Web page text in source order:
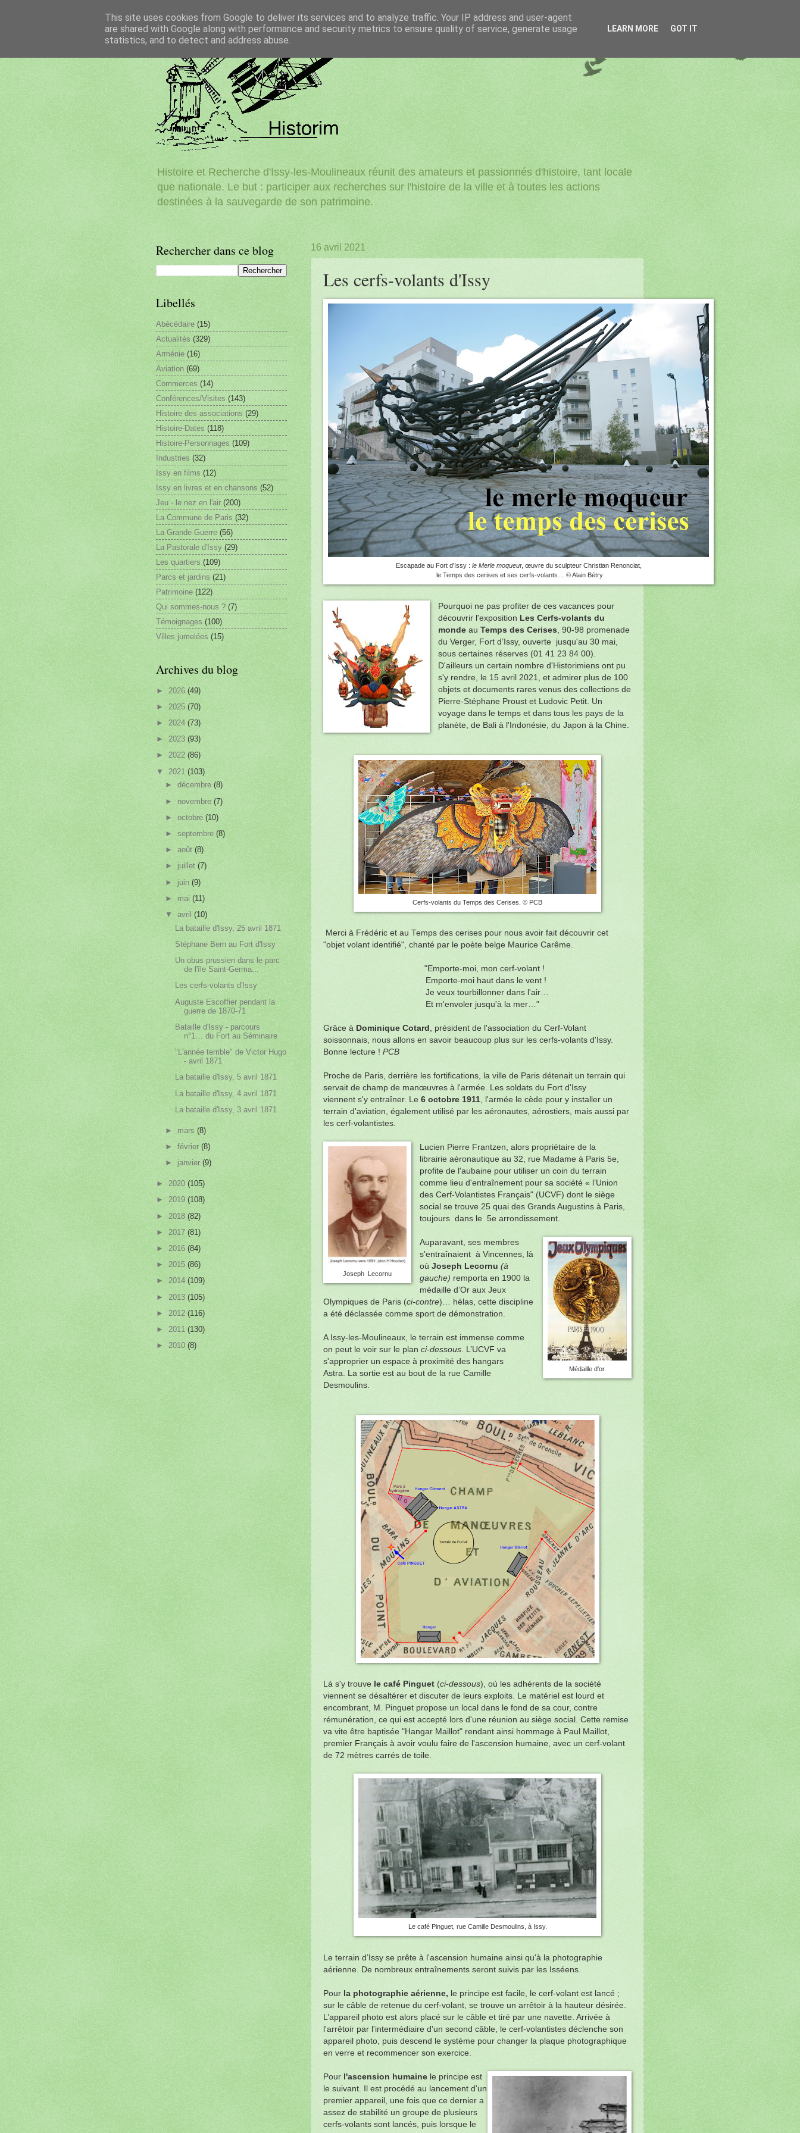
Histoire et Recherche d'Issy-les-Moulineaux réunit des amateurs et passionnés d'histoire, tant locale
que nationale. Le but : participer aux recherches sur l'histoire de la ville et à toutes les actions
destinées à la sauvegarde de son patrimoine.
16 avril 2021
Les cerfs-volants d'Issy
Escapade au Fort d'Issy : le Merle moqueur, œuvre du sculpteur Christian Renonciat,
le Temps des cerises et ses cerfs-volants… © Alain Bétry
Pourquoi ne pas profiter de ces vacances pour
découvrir l'exposition Les Cerfs-volants du
mondeau Temps des Cerises 90-98 promenade
du Verger, Fort d’Issy, ouverte jusqu'au 30 mai,
sous certaines réserves (01 41 23 84 00).
D'ailleurs un certain nombre d'Historimiens ont pu
s'y rendre, le 15 avril 2021, et admirer plus de 100
objets et documents rares venus des collections de
Pierre-Stéphane Proust et Ludovic Petit. Un
voyage dans le temps et dans tous les pays de la
planète, de Bali à l'Indonésie, du Japon à la Chine.
Cerfs-volants du Temps des Cerises. © PCB
Merci à Frédéric et au Temps des cerises pour nous avoir fait découvrir cet
"objet volant identifié", chanté par le poète belge Maurice Carême.
"Emporte-moi, mon cerf-volant !
Emporte-moi haut dans le vent !
Je veux tourbillonner dans l'air…
Et m'envoler jusqu'à la mer…"
Grâce à Dominique Cotard , président de l'association du Cerf-Volant
soissonnais, nous allons en savoir beaucoup plus sur les cerfs-volants d'Issy.
Bonne lecture ! PCB
Proche de Paris, derrière les fortifications, la ville de Paris détenait un terrain qui
servait de champ de manœuvres à l'armée. Les soldats du Fort d'Issy
viennent s'y entraîner. Le 6 octobre 1911, l'armée le cède pour y installer un
terrain d'aviation, également utilisé par les aéronautes, aérostiers, mais aussi par
les cerf-volantistes.
Joseph Lecornu
Lucien Pierre Frantzen, alors propriétaire de la
librairie aéronautique au 32, rue Madame à Paris 5e,
profite de l'aubaine pour utiliser un coin du terrain
comme lieu d'entraînement pour sa société « l’Union
des Cerf-Volantistes Français" (UCVF) dont le siège
social se trouve 25 quai des Grands Augustins à Paris,
toujours dans le 5e arrondissement.
Médaille d'or.
Auparavant, ses membres
s'entraînaient à Vincennes, là
où Joseph Lecornu (à
gauche) remporta en 1900 la
médaille d’Or aux Jeux
Olympiques de Paris (ci-contre)… hélas, cette discipline
a été déclassée comme sport de démonstration.
A Issy-les-Moulineaux, le terrain est immense comme
on peut le voir sur le plan ci-dessous. L’UCVF va
s'approprier un espace à proximité des hangars
Astra. La sortie est au bout de la rue Camille
Desmoulins.
Là s'y trouve le café Pinguet (ci-dessous), où les adhérents de la société
viennent se désaltérer et discuter de leurs exploits. Le matériel est lourd et
encombrant, M. Pinguet propose un local dans le fond de sa cour, contre
rémunération, ce qui est accepté lors d'une réunion au siège social. Cette remise
va vite être baptisée "Hangar Maillot" rendant ainsi hommage à Paul Maillot,
premier Français à avoir voulu faire de l'ascension humaine, avec un cerf-volant
de 72 mètres carrés de toile.
Le café Pinguet, rue Camille Desmoulins, à Issy.
Le terrain d’Issy se prête à l'ascension humaine ainsi qu'à la photographie
aérienne. De nombreux entraînements seront suivis par les Isséens.
Pour la photographie aérienne, le principe est facile, le cerf-volant est lancé ;
sur le câble de retenue du cerf-volant, se trouve un arrêtoir à la hauteur désirée.
L’appareil photo est alors placé sur le câble et tiré par une navette. Arrivée à
l'arrêtoir par l'intermédiaire d'un second câble, le cerf-volantistes déclenche son
appareil photo, puis descend le système pour changer la plaque photographique
en verre et recommencer son exercice.
Pour l'ascension humaine le principe est
le suivant.
Il est procédé au lancement d'un
premier appareil, une fois que ce dernier a
assez de stabilité un groupe de plusieurs
cerfs-volants sont lancés, puis lorsque le
Rechercher dans ce blog
Libellés
Abécédaire (15)
Actualités (329)
Arménie (16)
Aviation (69)
Commerces (14)
Conférences/Visites (143)
Histoire des associations (29)
Histoire-Dates (118)
Histoire-Personnages (109)
Industries (32)
Issy en films (12)
Issy en livres et en chansons (52)
Jeu - le nez en l'air (200)
La Commune de Paris (32)
La Grande Guerre (56)
La Pastorale d'Issy (29)
Les quartiers (109)
Parcs et jardins (21)
Patrimoine (122)
Qui sommes-nous ? (7)
Témoignages (100)
Villes jumelées (15)
Archives du blog
► 2026 (49)
► 2025 (70)
► 2024 (73)
► 2023 (93)
► 2022 (86)
▼ 2021 (103)
►décembre(8)
► novembre(7)
►octobre(10)
►septembre(8)
►août(8)
►juillet(7)
► juin(9)
►mai(11)
▼avril(10)
La bataille d'Issy, 25 avril 1871
Stéphane Bern au Fort d'Issy
Un obus prussien dans le parc
de l'île Saint-Germa...
Les cerfs-volants d'Issy
Auguste Escoffier pendant la
guerre de 1870-71
Bataille d'Issy - parcours
n°1… du Fort au Séminaire
"L'année terrible" de Victor Hugo
- avril 1871
La bataille d'Issy, 5 avril 1871
La bataille d'Issy, 4 avril 1871
La bataille d'Issy, 3 avril 1871
►mars(8)
►février(8)
► janvier(9)
► 2020 (105)
► 2019 (108)
► 2018 (82)
► 2017 (81)
► 2016 (84)
► 2015 (86)
► 2014 (109)
► 2013 (105)
► 2012 (116)
► 2011 (130)
► 2010 (8)
This site uses cookies from Google to deliver its services and to analyze traffic. Your IP address and user-agent
are shared with Google along with performance and security metrics to ensure quality of service, generate usage
statistics, and to detect and address abuse.
LEARN MORE GOT IT